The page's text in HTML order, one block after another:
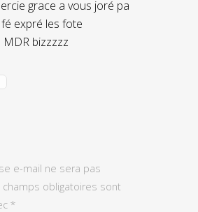
grace a vous joré pa
expré les fote
bizzzzz
e-mail ne sera pas
champs obligatoires sont
*